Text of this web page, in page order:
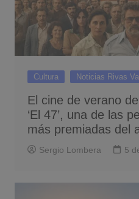
Cultura Noticias Rivas
El cine de verano
‘El 47’, una de las
más premiadas del
Sergio Lombera 5